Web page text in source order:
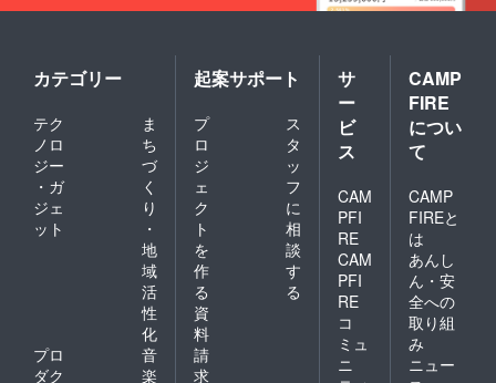
カテゴリー
テク
ノロ
ジー
・ガ
ジェ
ット
ま
ち
づ
く
り
・
地
域
活
性
化
プロ
ダク
音
楽
起案サポート
プ
ロ
ジ
ェ
ク
ト
を
作
る
ス
タ
ッ
フ
に
相
談
す
る
資
料
請
求
サ
ー
ビ
ス
CAM
PFI
RE
CAM
PFI
RE
コ
ミュ
ニ
CAMP
FIRE
につい
て
CAMP
FIREと
は
あんし
ん・安
全への
取り組
み
ニュー